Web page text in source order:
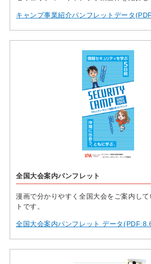
キャンプ事業紹介パンフレットデータ
全国大会案内パンフレット
漫画で分かりやすく全国大会をご案内して
トです。
全国大会案内パンフレット データ